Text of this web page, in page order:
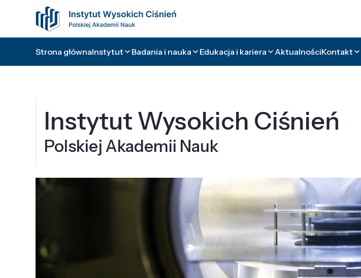
Strona głównaInstytut Badania i nauka Edukacja i kariera AktualnościKontakt
Instytut Wysokich Ciśnień
Polskiej Akademii Nauk